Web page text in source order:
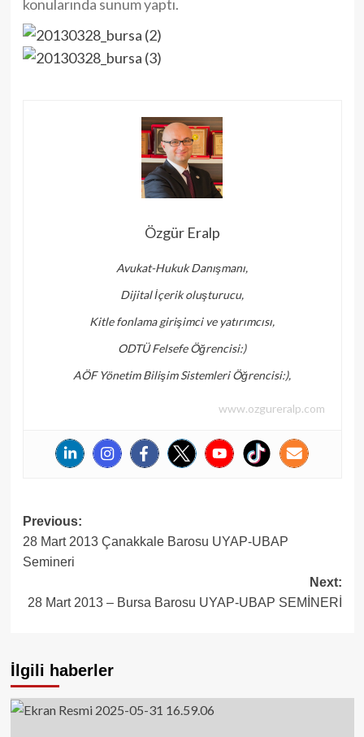
konularında sunum yaptı.
Özgür Eralp
Avukat-Hukuk Danışmanı,
Dijital İçerik oluşturucu,
Kitle fonlama girişimci ve yatırımcısı,
ODTÜ Felsefe Öğrencisi:)
AÖF Yönetim Bilişim Sistemleri Öğrencisi:),
www.ozgureralp.com
Post
navigation
Previous:
28 Mart 2013 Çanakkale Barosu UYAP-UBAP
Semineri
Next:
28 Mart 2013 – Bursa Barosu UYAP-UBAP SEMİNERİ
İlgili haberler